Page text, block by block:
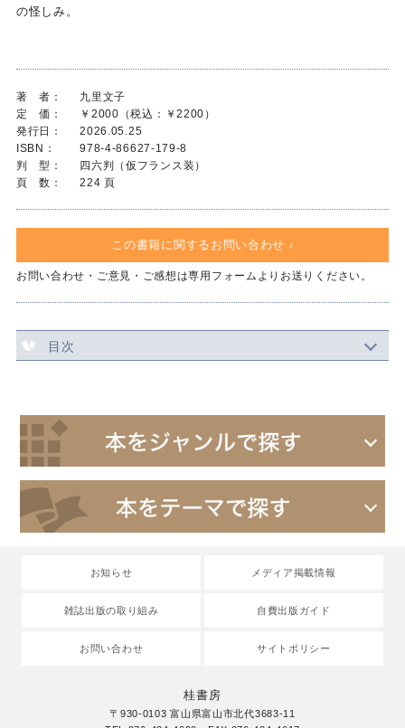
の怪しみ。
著 者：
九里文子
定 価：
￥2000（税込：￥2200）
発行日：
2026.05.25
ISBN：
978-4-86627-179-8
判 型：
四六判（仮フランス装）
頁 数：
224 頁
この書籍に関するお問い合わせ ›
お問い合わせ・ご意見・ご感想は専用フォームよりお送りください。
目次
お知らせ メディア掲載情報
雑誌出版の取り組み 自費出版ガイド
お問い合わせ サイトポリシー
桂書房
〒930-0103 富山県富山市北代3683-11